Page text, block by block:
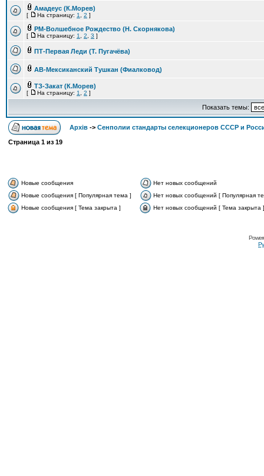
Амадеус (К.Морев)
[ На страницу: 1 2 ]
РМ-Волшебное Рождество (Н. Скорнякова)
[ На страницу: 1 2 3 ]
ПТ-Первая Леди (Т. Пугачёва)
АВ-Мексиканский Тушкан (Фиалковод)
ТЗ-Закат (К.Морев)
[ На страницу: 1 2 ]
Показать темы:
Архів -> Сенполии стандарты селекционеров СССР и
Страница 1 из 19
Новые сообщения
Нет новых сообщений
Новые сообщения [ Популярная тема ]
Нет новых сообщений [ Популярная
Новые сообщения [ Тема закрыта ]
Нет новых сообщений [ Тема закрыта ]